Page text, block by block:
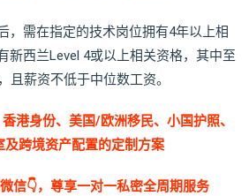
，需在指定的技术岗位拥有4年以上相
新西兰Level 4或以上相关资格，其中至
且薪资不低于中位数工资。
港身份、美国/欧洲移民、小国护照、
及跨境资产配置的定制方案
信👇，尊享一对一私密全周期服务